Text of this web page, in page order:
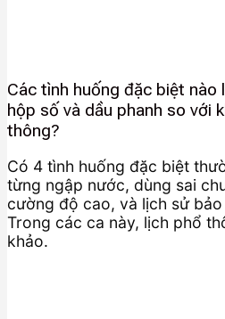
Các tình huống đặc biệt nào
hộp số và dầu phanh so với
thông?
Có 4 tình huống đặc biệt
từng ngập nước, dùng sai
cường độ cao, và lịch sử
Trong các ca này, lịch phổ
khảo.